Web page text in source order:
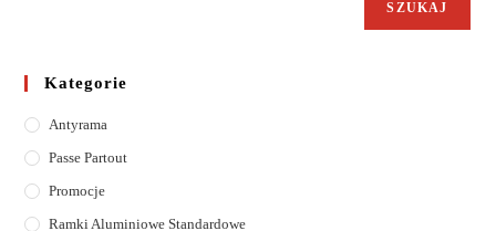
SZUKAJ
Kategorie
Antyrama
Passe Partout
Promocje
Ramki Aluminiowe Standardowe